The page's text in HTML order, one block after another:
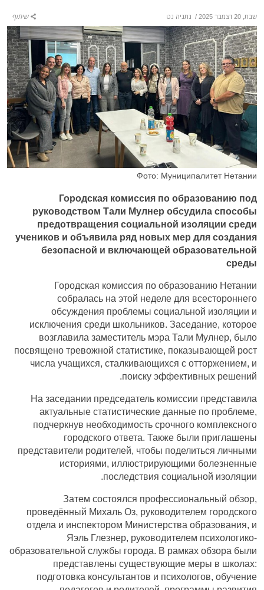
שבת, 20 דצמבר 2025 / נתניה נט שיתוף
Фото: Муниципалитет Нетании
Городская комиссия по образованию под
руководством Тали Мулнер обсудила способы
предотвращения социальной изоляции среди
учеников и объявила ряд новых мер для создания
безопасной и включающей образовательной
среды
Городская комиссия по образованию Нетании
собралась на этой неделе для всестороннего
обсуждения проблемы социальной изоляции и
исключения среди школьников. Заседание, которое
возглавила заместитель мэра Тали Мулнер, было
посвящено тревожной статистике, показывающей рост
числа учащихся, сталкивающихся с отторжением, и
поиску эффективных решений.
На заседании председатель комиссии представила
актуальные статистические данные по проблеме,
подчеркнув необходимость срочного комплексного
городского ответа. Также были приглашены
представители родителей, чтобы поделиться личными
историями, иллюстрирующими болезненные
последствия социальной изоляции.
Затем состоялся профессиональный обзор,
проведённый Михаль Оз, руководителем городского
отдела и инспектором Министерства образования, и
Яэль Глезнер, руководителем психологико-
образовательной службы города. В рамках обзора были
представлены существующие меры в школах:
подготовка консультантов и психологов, обучение